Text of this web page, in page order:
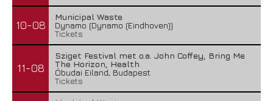
10-08
Municipal Waste
Dynamo (Dynamo (Eindhoven))
Tickets
11-08
Sziget Festival met o.a. John Coffey, Bring Me
The Horizon, Health
Óbudai Eiland, Budapest
Tickets